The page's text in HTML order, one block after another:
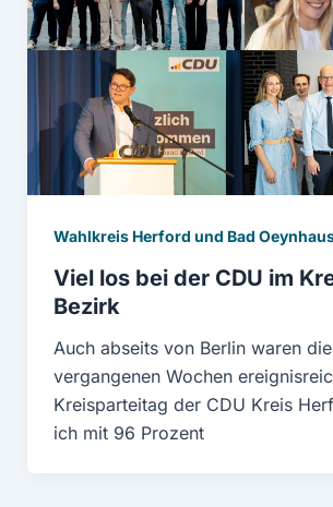
Wahlkreis Herford und Bad
Viel los bei der CDU im
Bezirk
Auch abseits von Berlin waren die
vergangenen Wochen
Kreisparteitag der CDU Kreis
ich mit 96 Prozent